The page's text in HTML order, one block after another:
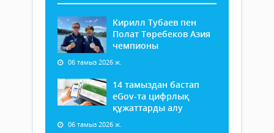
Кирилл Тубаев пен
Полат Төребеков Азия
чемпионы
06 тамыз 2026 ж.
14 тамыздан бастап
еGov-та цифрлық
құжаттарды алу
06 тамыз 2026 ж.